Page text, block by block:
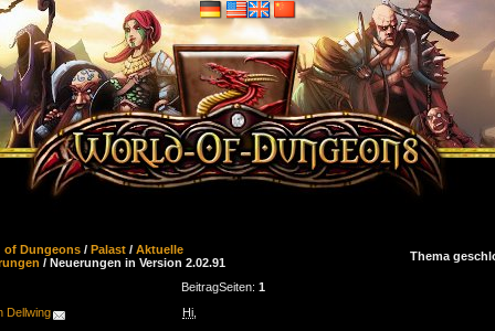
of Dungeons / Palast / Aktuelle
/ Neuerungen in Version 2.02.91 Thema
BeitragSeiten: 1
Dellwing
Hi